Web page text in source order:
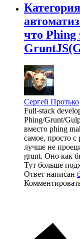
что Phing
Сергей Протько
Full-stack
Phing/Grunt/
вместо phing
самое, просто
лучше не
grunt. Оно как
Тут больше
Ответ написан